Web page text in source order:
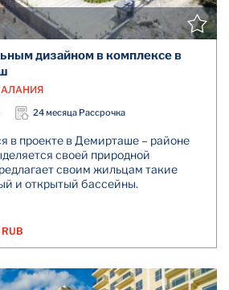
дизайном в комплексе в
АЛАНИЯ
24 месяца Рассрочка
в проекте в Демирташе – районе
своей природной
своим жильцам такие
и открытый бассейны.
RUB